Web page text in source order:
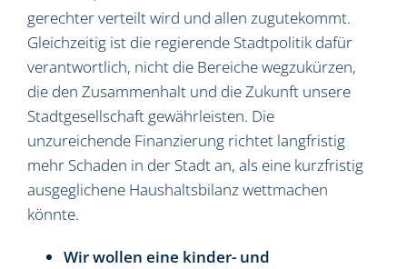
gerechter verteilt wird und allen zugutekommt.
Gleichzeitig ist die regierende Stadtpolitik dafür
verantwortlich, nicht die Bereiche wegzukürzen,
die den Zusammenhalt und die Zukunft unsere
Stadtgesellschaft gewährleisten. Die
unzureichende Finanzierung richtet langfristig
mehr Schaden in der Stadt an, als eine kurzfristig
ausgeglichene Haushaltsbilanz wettmachen
könnte.
Wir wollen eine kinder- und